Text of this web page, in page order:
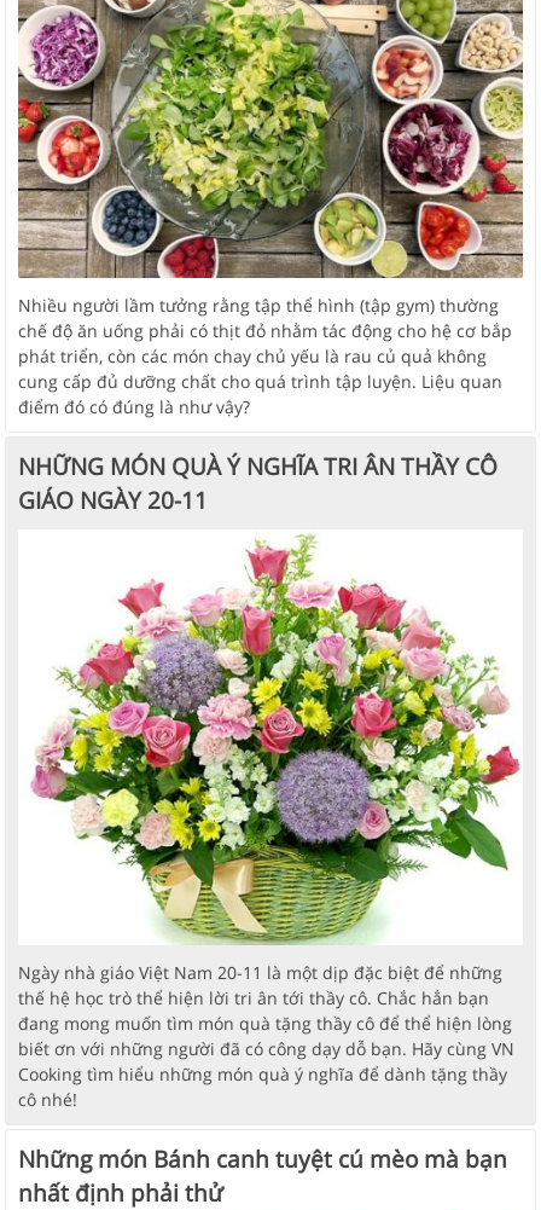
Nhiều người lầm tưởng rằng tập thể hình (tập gym) thường
chế độ ăn uống phải có thịt đỏ nhằm tác động cho hệ cơ bắp
phát triển, còn các món chay chủ yếu là rau củ quả không
cung cấp đủ dưỡng chất cho quá trình tập luyện. Liệu quan
điểm đó có đúng là như vậy?
NHỮNG MÓN QUÀ Ý NGHĨA TRI ÂN THẦY CÔ
GIÁO NGÀY 20-11
Ngày nhà giáo Việt Nam 20-11 là một dịp đặc biệt để những
thế hệ học trò thể hiện lời tri ân tới thầy cô. Chắc hẳn bạn
đang mong muốn tìm món quà tặng thầy cô để thể hiện lòng
biết ơn với những người đã có công dạy dỗ bạn. Hãy cùng VN
Cooking tìm hiểu những món quà ý nghĩa để dành tặng thầy
cô nhé!
Những món Bánh canh tuyệt cú mèo mà bạn
nhất định phải thử